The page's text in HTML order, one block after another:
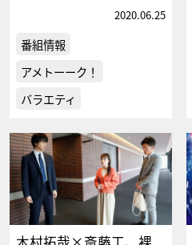
2020.06.25
番組情報
アメトーーク！
バラエティ